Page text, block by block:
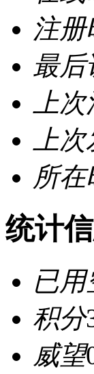
注册
最后
上
上
所在
统计
已用
积分
威望